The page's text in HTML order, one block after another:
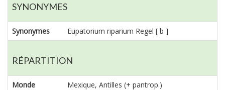
SYNONYMES
Synonymes Eupatorium riparium Regel [ b ]
RÉPARTITION
Monde
Mexique, Antilles (+ pantrop.)